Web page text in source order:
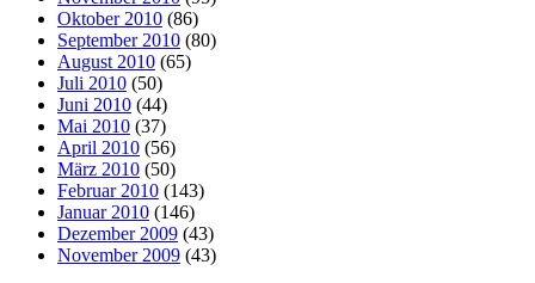
Oktober 2010 (86)
September 2010 (80)
August 2010 (65)
Juli 2010 (50)
Juni 2010 (44)
Mai 2010 (37)
April 2010 (56)
März 2010 (50)
Februar 2010 (143)
Januar 2010 (146)
Dezember 2009 (43)
November 2009 (43)